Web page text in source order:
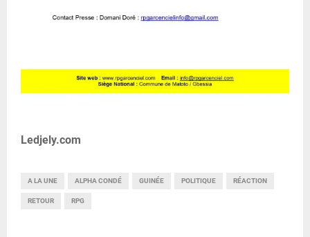
Ledjely.com
A LA UNE ALPHA CONDÉ GUINÉE POLITIQUE RÉACTION
RETOUR RPG